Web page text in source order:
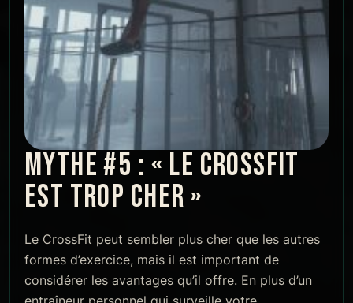
MYTHE #5 : « LE CROSSFIT
EST TROP CHER »
Le CrossFit peut sembler plus cher que les autres
formes d’exercice, mais il est important de
considérer les avantages qu’il offre. En plus d’un